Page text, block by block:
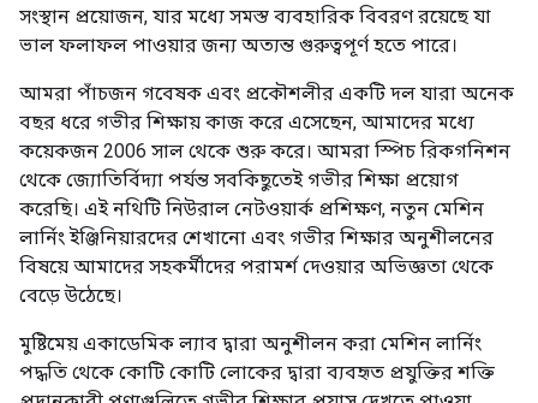
সংস্থান প্রয়োজন, যার মধ্যে সমস্ত ব্যবহারিক বিবরণ রয়েছে যা
ভাল ফলাফল পাওয়ার জন্য অত্যন্ত গুরুত্বপূর্ণ হতে পারে।
আমরা পাঁচজন গবেষক এবং প্রকৌশলীর একটি দল যারা অনেক
বছর ধরে গভীর শিক্ষায় কাজ করে এসেছেন, আমাদের মধ্যে
কয়েকজন 2006 সাল থেকে শুরু করে। আমরা স্পিচ রিকগনিশন
থেকে জ্যোতির্বিদ্যা পর্যন্ত সবকিছুতেই গভীর শিক্ষা প্রয়োগ
করেছি। এই নথিটি নিউরাল নেটওয়ার্ক প্রশিক্ষণ, নতুন মেশিন
লার্নিং ইঞ্জিনিয়ারদের শেখানো এবং গভীর শিক্ষার অনুশীলনের
বিষয়ে আমাদের সহকর্মীদের পরামর্শ দেওয়ার অভিজ্ঞতা থেকে
বেড়ে উঠেছে।
মুষ্টিমেয় একাডেমিক ল্যাব দ্বারা অনুশীলন করা মেশিন লার্নিং
পদ্ধতি থেকে কোটি কোটি লোকের দ্বারা ব্যবহৃত প্রযুক্তির শক্তি